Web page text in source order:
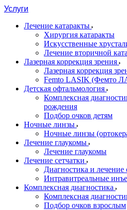
Услуги
Лечение катаракты
Хирургия катаракты
Искусственные
Лечение вторичной
Лазерная коррекция зрения
Лазерная коррекция
Femto LASIK (Фемто
Детская офтальмология
Комплексная
рождения
Подбор очков детям
Ночные линзы
Ночные линзы
Лечение глаукомы
Лечение глаукомы
Лечение сетчатки
Диагностика и лечение
Интравитреальные
Комплексная диагностика
Комплексная
Подбор очков взрослым